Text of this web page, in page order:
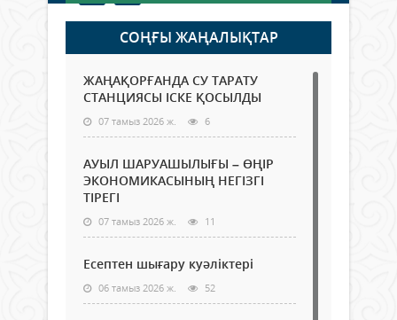
СОҢҒЫ ЖАҢАЛЫҚТАР
ЖАҢАҚОРҒАНДА СУ ТАРАТУ
СТАНЦИЯСЫ ІСКЕ ҚОСЫЛДЫ
07 тамыз 2026 ж. 6
АУЫЛ ШАРУАШЫЛЫҒЫ – ӨҢІР
ЭКОНОМИКАСЫНЫҢ НЕГІЗГІ
ТІРЕГІ
07 тамыз 2026 ж. 11
Есептен шығару куәліктері
06 тамыз 2026 ж. 52